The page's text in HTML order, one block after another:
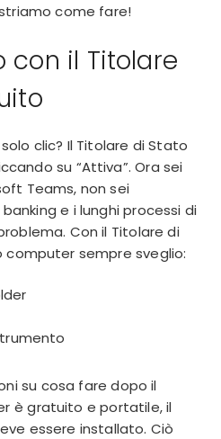
come fare!
con il Titolare
clic? Il Titolare di Stato
su “Attiva”. Ora sei
Teams, non sei
e i lunghi processi di
Con il Titolare di
sempre sveglio:
su cosa fare dopo il
è gratuito e portatile, il
essere installato. Ciò